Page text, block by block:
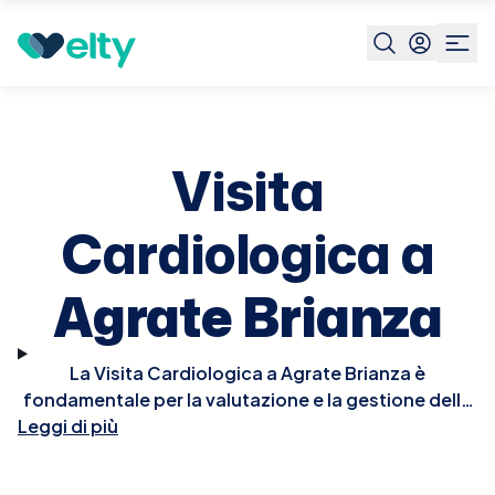
Prenota visita Agrate Brianza
Visita
Cardiologica a
Agrate Brianza
La Visita Cardiologica a Agrate Brianza è
fondamentale per la valutazione e la gestione della
salute del cuore. Durante la visita, il cardiologo
Leggi di più